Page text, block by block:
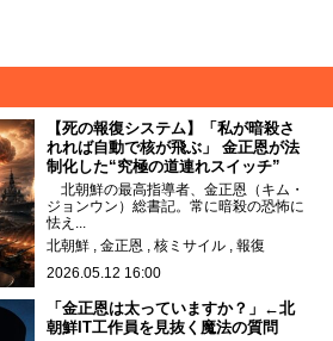
【死の報復システム】「私が暗殺さ
れれば自動で核が飛ぶ」 金正恩が法
制化した“究極の道連れスイッチ”
北朝鮮の最高指導者、金正恩（キム・
ジョンウン）総書記。常に暗殺の恐怖に
怯え...
北朝鮮
金正恩 核ミサイル
報復
2026.05.12 16:00
「金正恩は太っていますか？」←北
朝鮮IT工作員を見抜く魔法の質問